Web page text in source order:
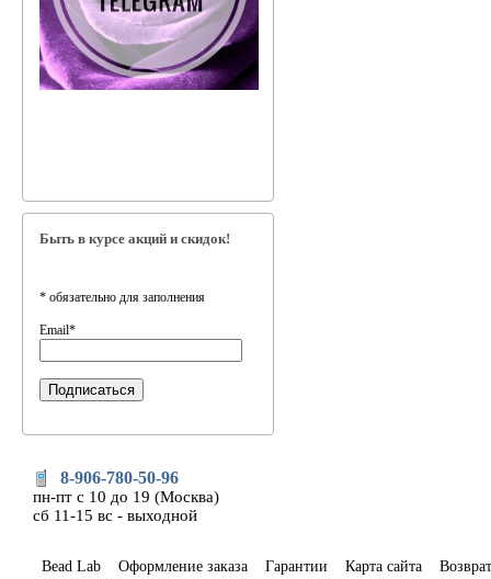
Быть в курсе акций и скидок!
* обязательно для заполнения
Email*
8-906-780-50-96
пн-пт с 10 до 19 (Москва)
сб 11-15 вс - выходной
Bead Lab Оформление заказа Гарантии Карта сайта Возврат